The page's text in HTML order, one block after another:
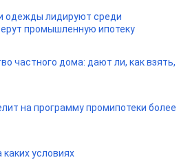
одежды лидируют среди
промышленную ипотеку
частного дома: дают ли, как взять,
на программу промипотеки более
условиях